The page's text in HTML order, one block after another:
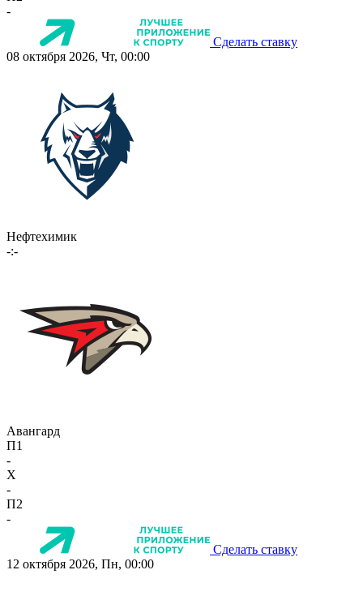
-
Сделать ставку
08 октября 2026, Чт, 00:00
Нефтехимик
-:-
Авангард
П1
-
X
-
П2
-
Сделать ставку
12 октября 2026, Пн, 00:00